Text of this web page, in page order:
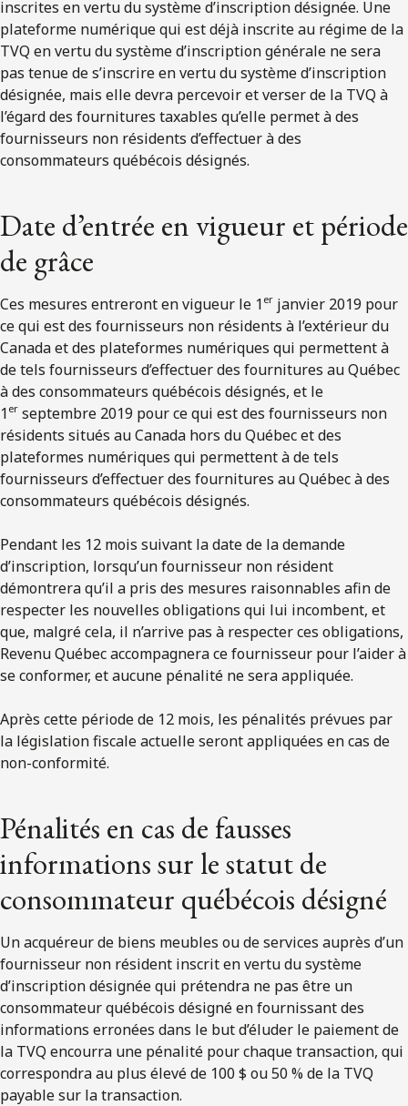
inscrites en vertu du système d’inscription désignée. Une
plateforme numérique qui est déjà inscrite au régime de la
TVQ en vertu du système d’inscription générale ne sera
pas tenue de s’inscrire en vertu du système d’inscription
désignée, mais elle devra percevoir et verser de la TVQ à
l’égard des fournitures taxables qu’elle permet à des
fournisseurs non résidents d’effectuer à des
consommateurs québécois désignés.
Date d’entrée en vigueur et période
de grâce
Ces mesures entreront en vigueur le 1 er janvier 2019 pour
ce qui est des fournisseurs non résidents à l’extérieur du
Canada et des plateformes numériques qui permettent à
de tels fournisseurs d’effectuer des fournitures au Québec
à des consommateurs québécois désignés, et le
1 er septembre 2019 pour ce qui est des fournisseurs non
résidents situés au Canada hors du Québec et des
plateformes numériques qui permettent à de tels
fournisseurs d’effectuer des fournitures au Québec à des
consommateurs québécois désignés.
Pendant les 12 mois suivant la date de la demande
d’inscription, lorsqu’un fournisseur non résident
démontrera qu’il a pris des mesures raisonnables afin de
respecter les nouvelles obligations qui lui incombent, et
que, malgré cela, il n’arrive pas à respecter ces obligations,
Revenu Québec accompagnera ce fournisseur pour l’aider à
se conformer, et aucune pénalité ne sera appliquée.
Après cette période de 12 mois, les pénalités prévues par
la législation fiscale actuelle seront appliquées en cas de
non-conformité.
Pénalités en cas de fausses
informations sur le statut de
consommateur québécois désigné
Un acquéreur de biens meubles ou de services auprès d’un
fournisseur non résident inscrit en vertu du système
d’inscription désignée qui prétendra ne pas être un
consommateur québécois désigné en fournissant des
informations erronées dans le but d’éluder le paiement de
la TVQ encourra une pénalité pour chaque transaction, qui
correspondra au plus élevé de 100 $ ou 50 % de la TVQ
payable sur la transaction.